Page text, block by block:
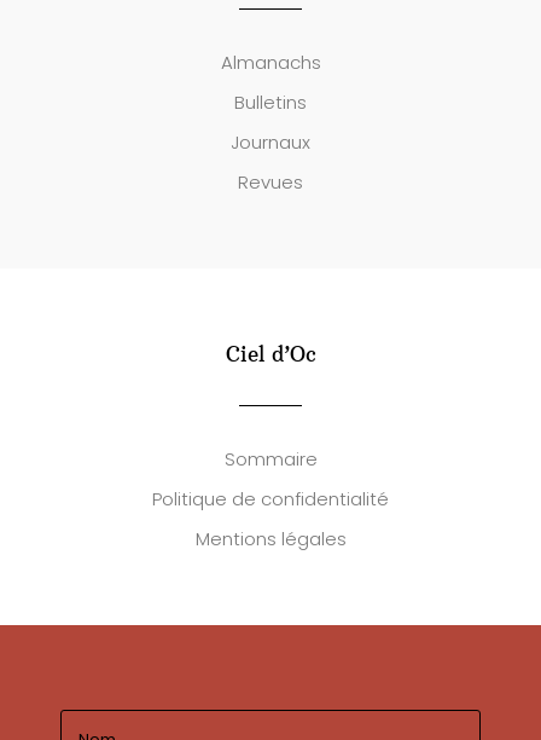
Almanachs
Bulletins
Journaux
Revues
Ciel d’Oc
Sommaire
Politique de confidentialité
Mentions légales